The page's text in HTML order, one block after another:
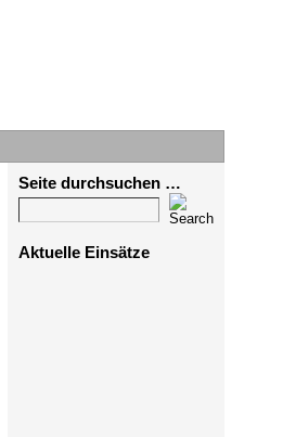
Seite durchsuchen …
Aktuelle Einsätze